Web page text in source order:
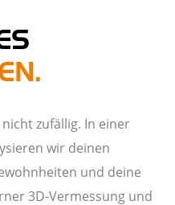
zufällig. In einer
wir deinen
und deine
3D-Vermessung und